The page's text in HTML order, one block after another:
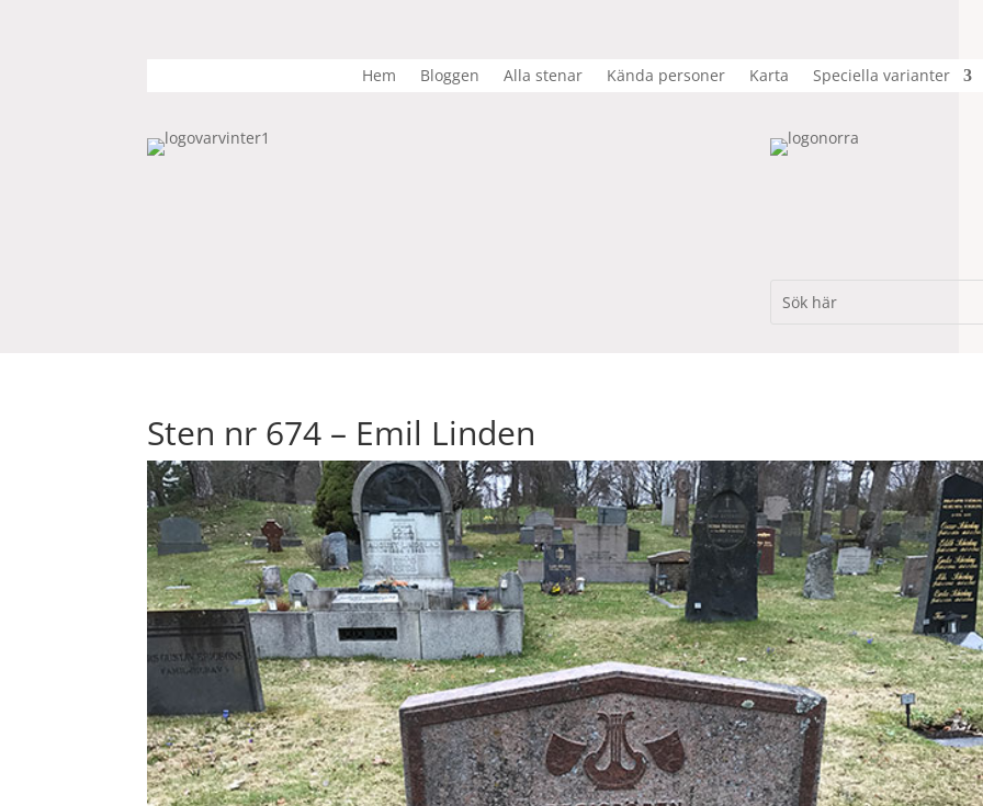
Hem Bloggen Alla stenar Kända personer Karta Speciella varianter
Sten nr 674 – Emil Linden